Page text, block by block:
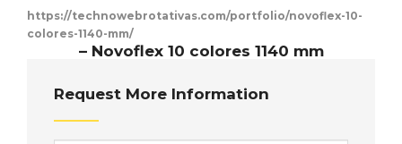
https://technowebrotativas.com/portfolio/novoflex-10-
colores-1140-mm/
– Novoflex 10 colores 1140 mm
Request More Information